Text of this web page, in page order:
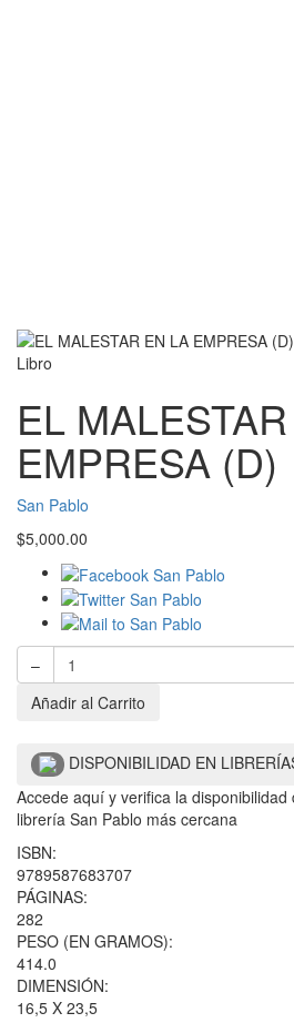
Libro
EL
EMPRESA (D)
San Pablo
$5,000.00
–
Añadir al Carrito
DISPONIBILIDAD EN
Accede aquí y verifica la
librería San Pablo más cercana
ISBN:
9789587683707
PÁGINAS:
282
PESO (EN GRAMOS):
414.0
DIMENSIÓN:
16,5 X 23,5